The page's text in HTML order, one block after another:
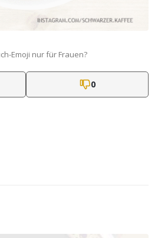
Emoji nur für Frauen?
0